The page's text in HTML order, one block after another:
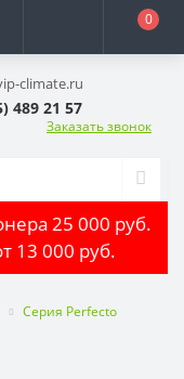
0
climate.ru
489 21 57
Заказать звонок
25 000 руб.
13 000 руб.
Серия Perfecto